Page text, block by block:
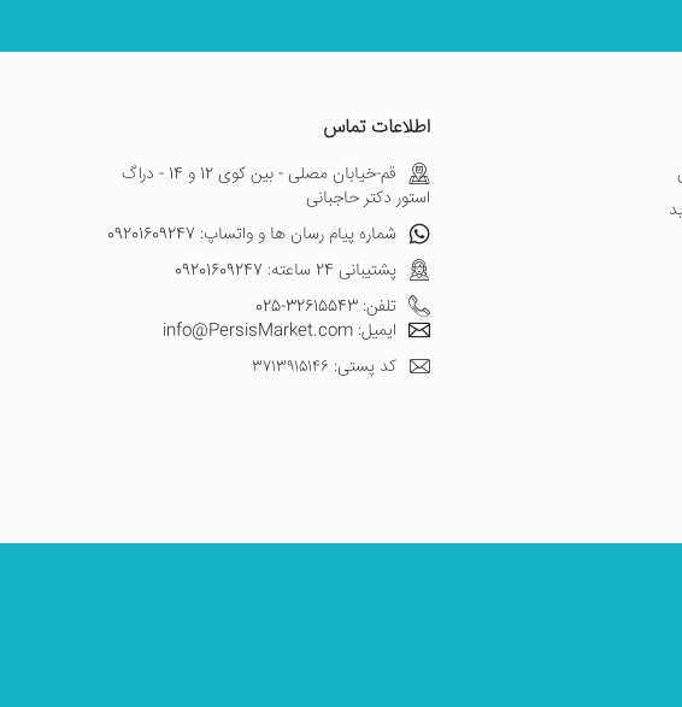
اطلاعات تماس
قم-خیابان مصلی - بین کوی 12 و 14 - دراگ
استور دکتر حاجبانی
شماره پیام رسان ها و واتساپ: 09201609247
پشتیبانی 24 ساعته: 09201609247
تلفن: 32615543-025
ایمیل: info@PersisMarket.com
کد پستی: ۳۷۱۳۹۱۵۱۴۶